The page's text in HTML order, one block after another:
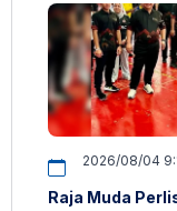
2026/08/04
Raja Muda